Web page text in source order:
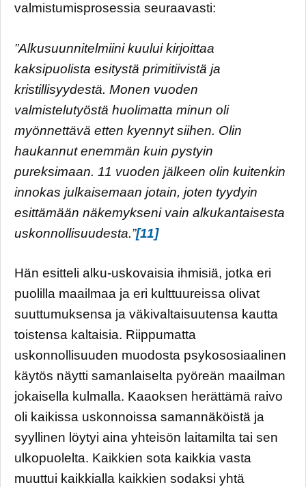
valmistumisprosessia seuraavasti:
”Alkusuunnitelmiini kuului kirjoittaa
kaksipuolista esitystä primitiivistä ja
kristillisyydestä. Monen vuoden
valmistelutyöstä huolimatta minun oli
myönnettävä etten kyennyt siihen. Olin
haukannut enemmän kuin pystyin
pureksimaan. 11 vuoden jälkeen olin kuitenkin
innokas julkaisemaan jotain, joten tyydyin
esittämään näkemykseni vain alkukantaisesta
uskonnollisuudesta.”[11]
Hän esitteli alku-uskovaisia ihmisiä, jotka eri
puolilla maailmaa ja eri kulttuureissa olivat
suuttumuksensa ja väkivaltaisuutensa kautta
toistensa kaltaisia. Riippumatta
uskonnollisuuden muodosta psykososiaalinen
käytös näytti samanlaiselta pyöreän maailman
jokaisella kulmalla. Kaaoksen herättämä raivo
oli kaikissa uskonnoissa samannäköistä ja
syyllinen löytyi aina yhteisön laitamilta tai sen
ulkopuolelta. Kaikkien sota kaikkia vasta
muuttui kaikkialla kaikkien sodaksi yhtä